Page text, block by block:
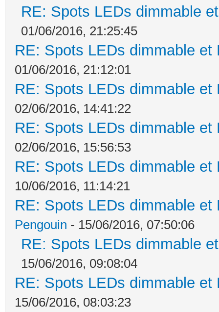
RE: Spots LEDs dimmable
01/06/2016, 21:25:45
RE: Spots LEDs dimmable
01/06/2016, 21:12:01
RE: Spots LEDs dimmable
02/06/2016, 14:41:22
RE: Spots LEDs dimmable
02/06/2016, 15:56:53
RE: Spots LEDs dimmable
10/06/2016, 11:14:21
RE: Spots LEDs dimmable
Pengouin - 15/06/2016, 07:50:06
RE: Spots LEDs dimmable
15/06/2016, 09:08:04
RE: Spots LEDs dimmable
15/06/2016, 08:03:23